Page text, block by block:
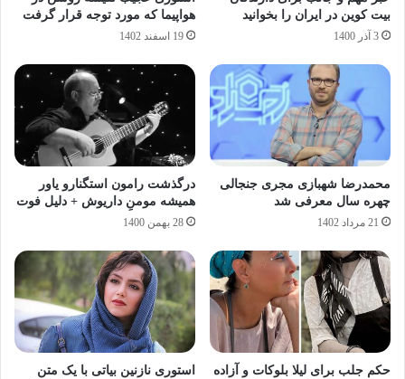
بیت کوین در ایران را بخوانید
3 آذر 1400
هواپیما که مورد توجه قرار گرفت
19 اسفند 1402
محمدرضا شهبازی مجری جنجالی
چهره سال معرفی شد
21 مرداد 1402
درگذشت رامون استگنارو یاور
همیشه مومنِ داریوش + دلیل فوت
28 بهمن 1400
حکم جلب برای لیلا بلوکات و آزاده
استوری نازنین بیاتی با یک متن